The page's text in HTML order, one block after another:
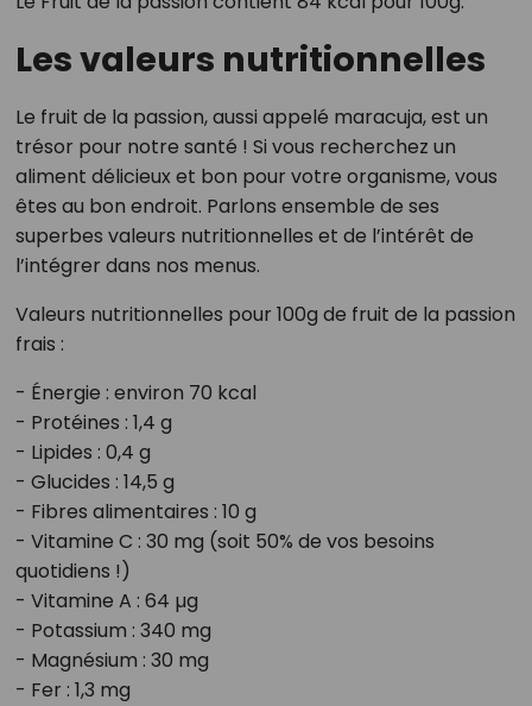
Les valeurs nutritionnelles
Le fruit de la passion, aussi appelé maracuja, est un
trésor pour notre santé ! Si vous recherchez un
aliment délicieux et bon pour votre organisme, vous
êtes au bon endroit. Parlons ensemble de ses
superbes valeurs nutritionnelles et de l’intérêt de
l’intégrer dans nos menus.
Valeurs nutritionnelles pour 100g de fruit de la passion
frais :
- Énergie : environ 70 kcal
- Protéines : 1,4 g
- Lipides : 0,4 g
- Glucides : 14,5 g
- Fibres alimentaires : 10 g
- Vitamine C : 30 mg (soit 50% de vos besoins
quotidiens !)
- Vitamine A : 64 µg
- Potassium : 340 mg
- Magnésium : 30 mg
- Fer : 1,3 mg